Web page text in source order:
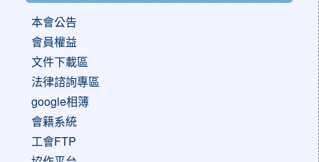
本會公告
會員權益
文件下載區
法律諮詢專區
google相簿
會籍系統
工會FTP